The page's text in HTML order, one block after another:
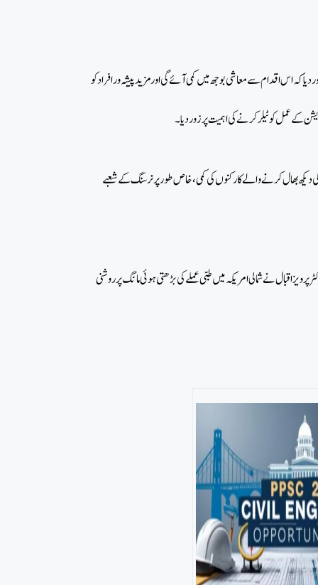
اس اقدام سے معاشی بوجھ میں کمی آئے گی اور مزید پیشہ ور افراد کو
عمل کو ٹیلر کرنے کی اہمیت پر زور دیا۔
بھال کرنے والے کارکنوں کی کمی، خاص طور پر نرسنگ کے شعبے
اقبال نے شمالی امریکہ میں طبی عملے کی بڑھتی ہوئی مانگ پر روشنی